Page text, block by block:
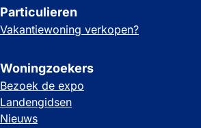
Particulieren
Vakantiewoning verkopen?
Woningzoekers
Bezoek de expo
Landengidsen
Nieuws